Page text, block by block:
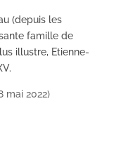
(depuis les
famille de
illustre, Etienne-
mai 2022)